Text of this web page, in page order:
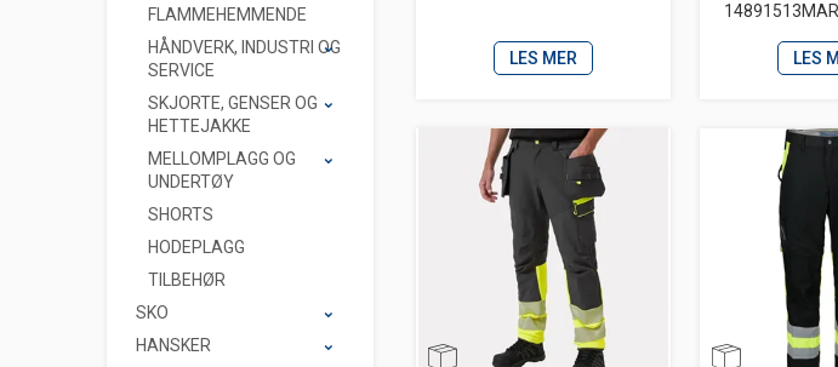
FLAMMEHEMMENDE
HÅNDVERK, INDUSTRI OG
SERVICE
SKJORTE, GENSER OG
HETTEJAKKE
MELLOMPLAGG OG
UNDERTØY
SHORTS
HODEPLAGG
TILBEHØR
SKO
HANSKER
LES MER LES